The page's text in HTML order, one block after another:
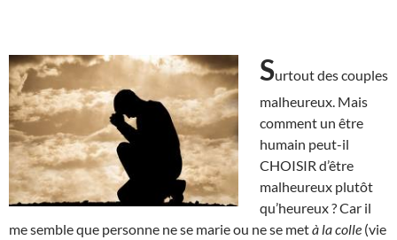
Surtout des couples
malheureux. Mais
comment un être
humain peut-il
CHOISIR d’être
malheureux plutôt
qu’heureux ? Car il
me semble que personne ne se marie ou ne se metà la colle (vie